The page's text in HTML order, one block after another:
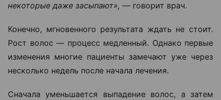
некоторые даже засыпают», — говорит врач.
Конечно, мгновенного результата ждать не стоит.
Рост волос — процесс медленный. Однако первые
изменения многие пациенты замечают уже через
несколько недель после начала лечения.
Сначала уменьшается выпадение волос, а затем